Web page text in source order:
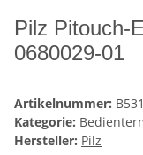
Pilz Pitouch-
0680029-01
Artikelnummer:
Kategorie:
Hersteller: Pilz